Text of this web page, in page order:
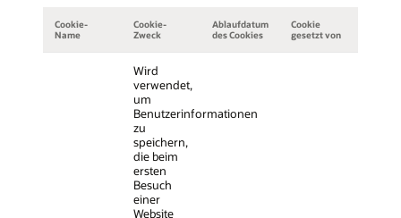
Cookie-
Name
Cookie-
Zweck
Ablaufdatum
des Cookies
Cookie
gesetzt von
Wird
verwendet,
um
Benutzerinformationen
zu
speichern,
die beim
ersten
Besuch
einer
Website